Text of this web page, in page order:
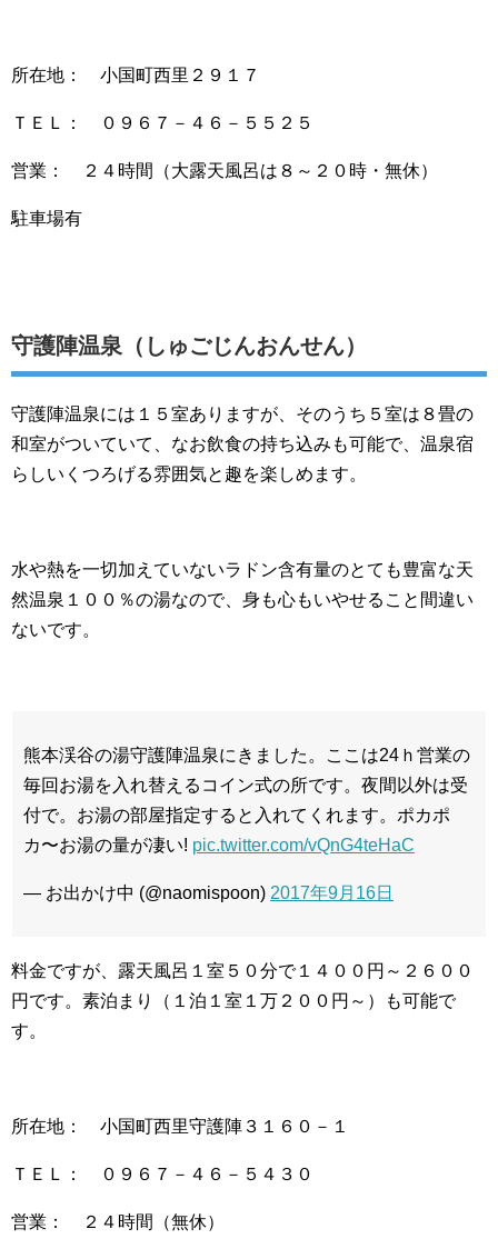
所在地： 小国町西里２９１７
ＴＥＬ： ０９６７－４６－５５２５
営業： ２４時間（大露天風呂は８～２０時・無休）
駐車場有
守護陣温泉（しゅごじんおんせん）
守護陣温泉には１５室ありますが、そのうち５室は８畳の
和室がついていて、なお飲食の持ち込みも可能で、温泉宿
らしいくつろげる雰囲気と趣を楽しめます。
水や熱を一切加えていないラドン含有量のとても豊富な天
然温泉１００％の湯なので、身も心もいやせること間違い
ないです。
熊本渓谷の湯守護陣温泉にきました。ここは24ｈ営業の
毎回お湯を入れ替えるコイン式の所です。夜間以外は受
付で。お湯の部屋指定すると入れてくれます。ポカポ
カ〜お湯の量が凄い! pic.twitter.com/vQnG4teHaC
— お出かけ中 (@naomispoon) 2017年9月16日
料金ですが、露天風呂１室５０分で１４００円～２６００
円です。素泊まり（１泊１室１万２００円～）も可能で
す。
所在地： 小国町西里守護陣３１６０－１
ＴＥＬ： ０９６７－４６－５４３０
営業： ２４時間（無休）